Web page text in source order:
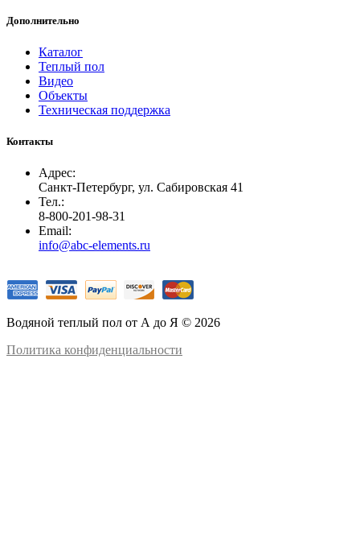
Дополнительно
Каталог
Теплый пол
Видео
Объекты
Техническая поддержка
Контакты
Адрес:
Санкт-Петербург, ул. Сабировская 41
Тел.:
8-800-201-98-31
Email:
info@abc-elements.ru
Водяной теплый пол от А до Я © 2026
Политика конфиденциальности